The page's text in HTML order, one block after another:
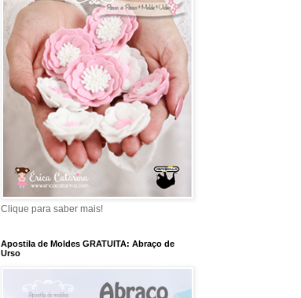
Clique para saber mais!
Apostila de Moldes GRATUITA: Abraço de
Urso